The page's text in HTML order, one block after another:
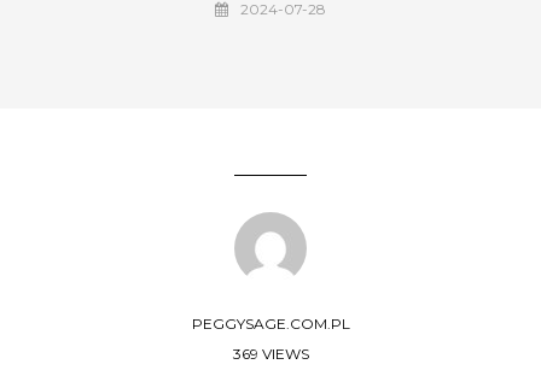
2024-07-28
PEGGYSAGE.COM.PL
369 VIEWS